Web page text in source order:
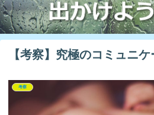
【考察】究極のコミュニ
考察